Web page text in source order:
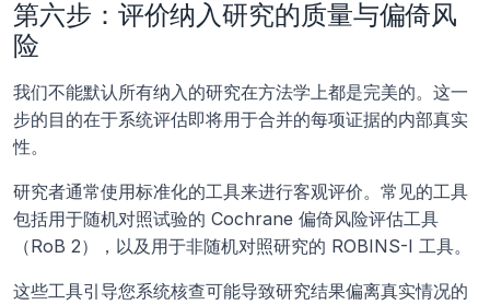
第六步：评价纳入研究的质量与偏倚风
险
我们不能默认所有纳入的研究在方法学上都是完美的。这一
步的目的在于系统评估即将用于合并的每项证据的内部真实
性。
研究者通常使用标准化的工具来进行客观评价。常见的工具
包括用于随机对照试验的 Cochrane 偏倚风险评估工具
（RoB 2），以及用于非随机对照研究的 ROBINS-I 工具。
这些工具引导您系统核查可能导致研究结果偏离真实情况的